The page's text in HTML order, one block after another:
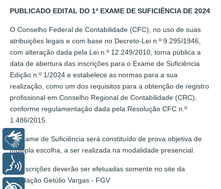
PUBLICADO EDITAL DO 1º EXAME DE SUFICIÊNCIA DE 2024
O Conselho Federal de Contabilidade (CFC), no uso de suas
atribuições legais e com base no Decreto-Lei n.º 9.295/1946,
com alteração dada pela Lei n.º 12.249/2010, torna pública a
data de abertura das inscrições para o Exame de Suficiência
Edição n.º 1/2024 e estabelece as normas para a sua
realização, como um dos requisitos para a obtenção de registro
profissional em Conselho Regional de Contabilidade (CRC),
conforme regulamentação dada pela Resolução CFC n.º
1.486/2015.
O Exame de Suficiência será constituído de prova objetiva de
múltipla escolha, a ser realizada na modalidade presencial.
As inscrições deverão ser efetuadas somente no site da
Fundação Getúlio Vargas - FGV
Libras